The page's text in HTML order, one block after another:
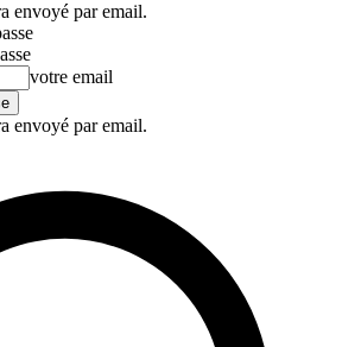
envoyé par email.
votre email
envoyé par email.